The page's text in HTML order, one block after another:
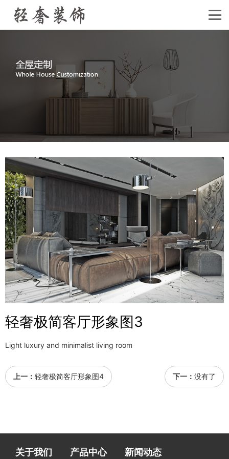
轻奢极简客厅形象图3
Light luxury and minimalist living room
上一： 轻奢极简客厅形象图4 下一： 没有了
关于我们 产品中心 新闻动态